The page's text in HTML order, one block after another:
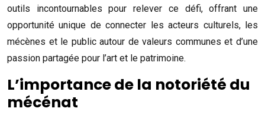
outils incontournables pour relever ce défi, offrant une
opportunité unique de connecter les acteurs culturels, les
mécènes et le public autour de valeurs communes et d’une
passion partagée pour l’art et le patrimoine.
L’importance de la notoriété du
mécénat